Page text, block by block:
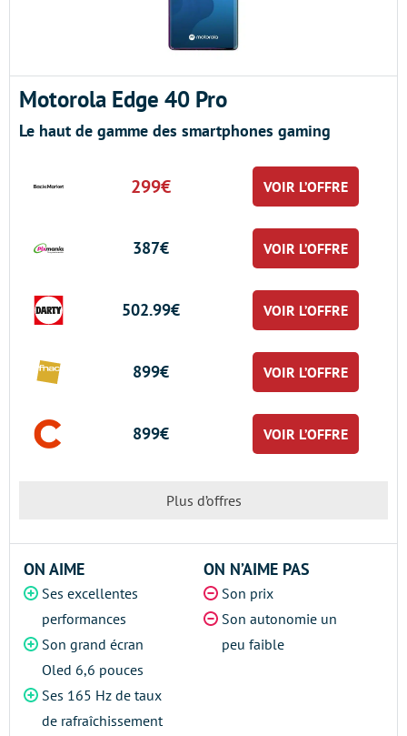
Motorola Edge 40 Pro
Le haut de gamme des smartphones gaming
299€ VOIR L’OFFRE
387€ VOIR L’OFFRE
502.99€ VOIR L’OFFRE
899€ VOIR L’OFFRE
899€ VOIR L’OFFRE
Plus d’offres
ON AIME
Ses excellentes
performances
Son grand écran
Oled 6,6 pouces
Ses 165 Hz de taux
de rafraîchissement
ON N’AIME PAS
Son prix
Son autonomie un
peu faible